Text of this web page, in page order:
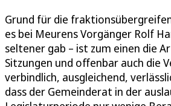
Grund für die
es bei Meurens Vorgänger Rolf
seltener gab – ist zum einen die
Sitzungen und offenbar auch die
verbindlich, ausgleichend,
dass der Gemeinderat in der